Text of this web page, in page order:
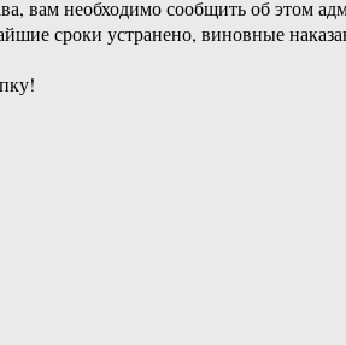
вам необходимо сообщить об этом
сроки устранено, виновные